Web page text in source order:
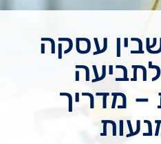
עסקה
מדריך